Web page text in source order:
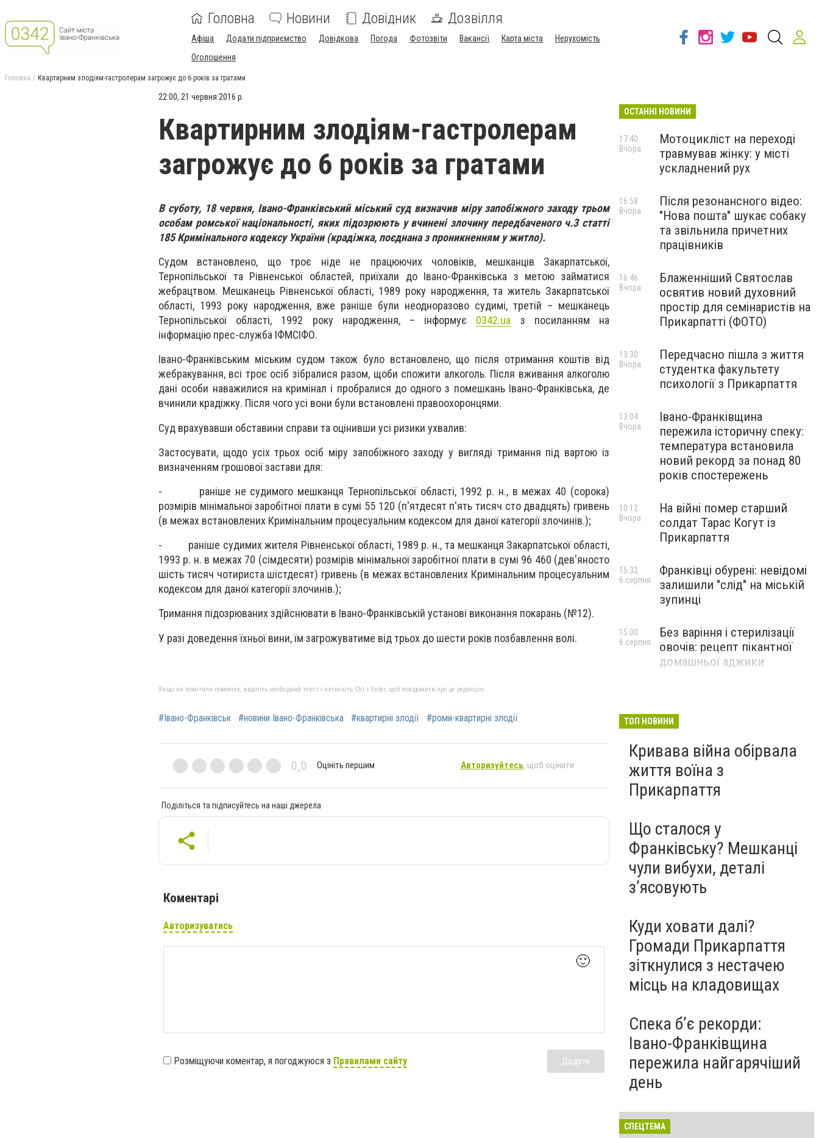
Головна Новини Довідник Дозвілля
Афіша Додати підприємство Довідкова Погода Фотозвіти Вакансії Карта міста
Нерухомість
Оголошення
Головна Квартирним злодіям-гастролерам загрожує до 6 років за гратами
22:00, 21 червня 2016 р.
Квартирним злодіям-гастролерам
загрожує до 6 років за гратами
В суботу, 18 червня, Івано-Франківський міський суд визначив міру запобіжного заходу трьом
особам ромської національності, яких підозрюють у вчинені злочину передбаченого ч.3 статті
185 Кримінального кодексу України (крадіжка, поєднана з проникненням у житло).
Судом встановлено, що троє ніде не працюючих чоловіків, мешканців Закарпатської,
Тернопільської та Рівненської областей, приїхали до Івано-Франківська з метою займатися
жебрацтвом. Мешканець Рівненської області, 1989 року народження, та житель Закарпатської
області, 1993 року народження, вже раніше були неодноразово судимі, третій – мешканець
Тернопільської області, 1992 року народження, – інформує 0342.ua з посиланням на
інформацію прес-служба ІФМСІФО.
Івано-Франківським міським судом також було встановлено, що після отримання коштів від
жебракування, всі троє осіб зібралися разом, щоби спожити алкоголь. Після вживання алкоголю
дані особи наважилися на кримінал і пробралися до одного з помешкань Івано-Франківська, де
вчинили крадіжку. Після чого усі вони були встановлені правоохоронцями.
Суд врахувавши обставини справи та оцінивши усі ризики ухвалив:
Застосувати, щодо усіх трьох осіб міру запобіжного заходу у вигляді тримання під вартою із
визначенням грошової застави для:
- раніше не судимого мешканця Тернопільської області, 1992 р. н., в межах 40 (сорока)
розмірів мінімальної заробітної плати в сумі 55 120 (п'ятдесят п'ять тисяч сто двадцять) гривень
(в межах встановлених Кримінальним процесуальним кодексом для даної категорії злочинів.);
- раніше судимих жителя Рівненської області, 1989 р. н., та мешканця Закарпатської області,
1993 р. н. в межах 70 (сімдесяти) розмірів мінімальної заробітної плати в сумі 96 460 (дев'яносто
шість тисяч чотириста шістдесят) гривень (в межах встановлених Кримінальним процесуальним
кодексом для даної категорії злочинів.);
Тримання підозрюваних здійснювати в Івано-Франківській установі виконання покарань (№12).
У разі доведення їхньої вини, їм загрожуватиме від трьох до шести років позбавлення волі.
Якщо ви помітили помилку, виділіть необхідний текст і натисніть Ctrl + Enter, щоб повідомити про це редакцію
#Івано-Франківськ #новини Івано-Франківська #квартирні злодії #роми-квартирні злодії
0,0 Оцініть першим Авторизуйтесь, щоб оцінити
Поділіться та підписуйтесь на наші джерела
Коментарі
Авторизуватись
🙂
Розміщуючи коментар, я погоджуюся з Правилами сайту Додати
ОСТАННІ НОВИНИ
Мотоцикліст на переході
травмував жінку: у місті
ускладнений рух
17:40
Вчора
Після резонансного відео:
"Нова пошта" шукає собаку
та звільнила причетних
працівників
16:58
Вчора
Блаженніший Святослав
освятив новий духовний
простір для семінаристів на
Прикарпатті (ФОТО)
16:46
Вчора
Передчасно пішла з життя
студентка факультету
психології з Прикарпаття
13:30
Вчора
Івано-Франківщина
пережила історичну спеку:
температура встановила
новий рекорд за понад 80
років спостережень
13:04
Вчора
На війні помер старший
солдат Тарас Когут із
Прикарпаття
10:12
Вчора
Франківці обурені: невідомі
залишили "слід" на міській
зупинці
15:32
6 серпня
Без варіння і стерилізації
овочів: рецепт пікантної
домашньої аджики
15:00
6 серпня
ТОП НОВИНИ
Кривава війна обірвала
життя воїна з
Прикарпаття
Що сталося у
Франківську? Мешканці
чули вибухи, деталі
з’ясовують
Куди ховати далі?
Громади Прикарпаття
зіткнулися з нестачею
місць на кладовищах
Спека б’є рекорди:
Івано-Франківщина
пережила найгарячіший
день
СПЕЦТЕМА